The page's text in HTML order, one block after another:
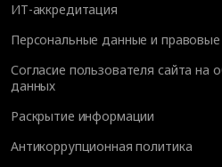
ИТ-аккредитация
Персональные данные и правовые
Согласие пользователя сайта на
данных
Раскрытие информации
Антикоррупционная политика